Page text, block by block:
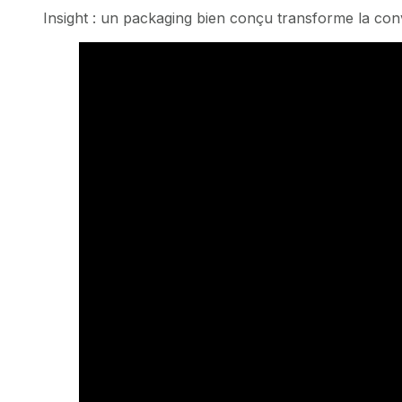
Insight : un packaging bien conçu transforme la